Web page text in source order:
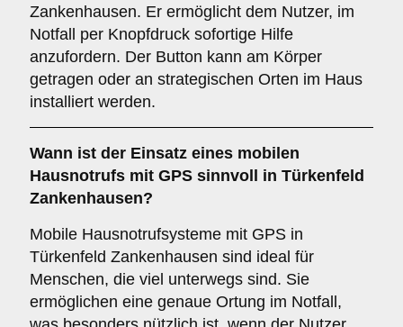
Zankenhausen. Er ermöglicht dem Nutzer, im
Notfall per Knopfdruck sofortige Hilfe
anzufordern. Der Button kann am Körper
getragen oder an strategischen Orten im Haus
installiert werden.
Wann ist der Einsatz eines mobilen
Hausnotrufs mit GPS sinnvoll in Türkenfeld
Zankenhausen?
Mobile Hausnotrufsysteme mit GPS in
Türkenfeld Zankenhausen sind ideal für
Menschen, die viel unterwegs sind. Sie
ermöglichen eine genaue Ortung im Notfall,